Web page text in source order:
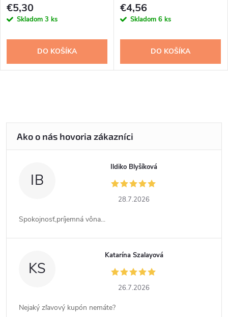
€5,30
Skladom 3 ks
DO KOŠÍKA
€4,56
Skladom 6 ks
DO KOŠÍKA
IB
Ildiko Blyšíková
28.7.2026
Spokojnosť,príjemná vôna...
KS
Katarína Szalayová
26.7.2026
Nejaký zľavový kupón nemáte?